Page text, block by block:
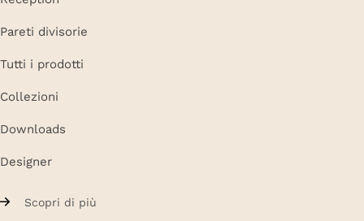
Pareti divisorie
Tutti i prodotti
Collezioni
Downloads
Designer
Scopri di più